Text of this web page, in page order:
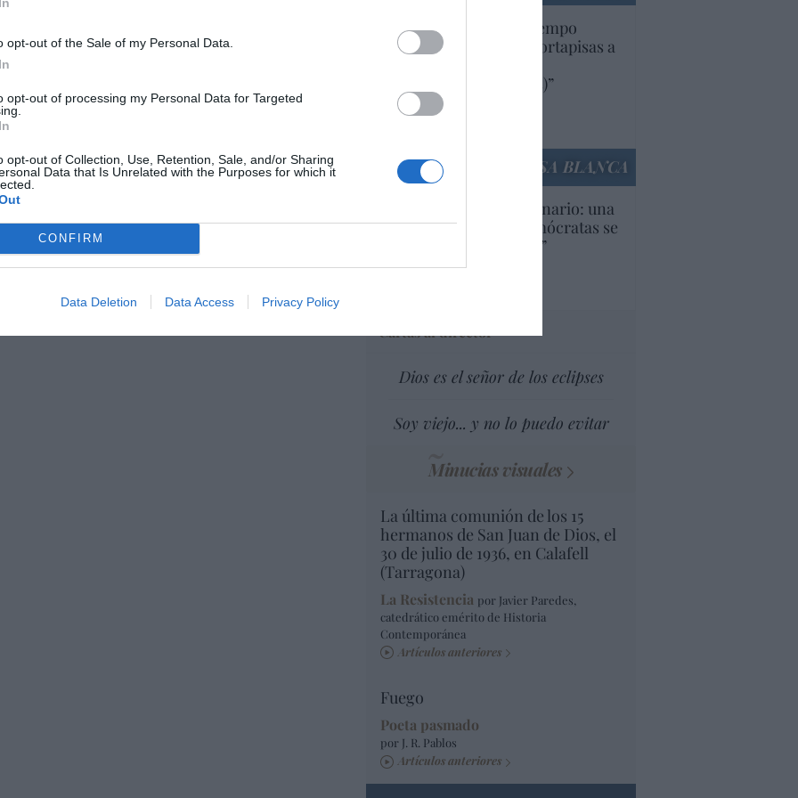
opt-out of the Sale of my Personal Data.
opt-out of processing my Personal Data for Targeted
opt-out of Collection, Use, Retention, Sale, and/or Sharing
Data that Is Unrelated with the Purposes for which it
CONFIRM
Data Deletion Data Access Privacy Policy
destrozan una imagen de la Virgen
08/26 11:46
“Europa lleva mucho tiempo
poniendo aranceles y cortapisas a
americanas (y europeas)”
por Ana Sánchez Arjona
LA CASA BLANCA
EEUU. Inquietante escenario: una
tercera parte de los demócratas se
define como “socialista”
por Ignacio Aguirre
Cartas al director
Dios es el señor de los eclipses
Soy viejo... y no lo puedo evitar
Minucias visuales
La última comunión de los 15
hermanos de San Juan de Dios, el
30 de julio de 1936, en Calafell
(Tarragona)
La Resistencia por Javier Paredes,
catedrático emérito de Historia
Contemporánea
Artículos anteriores
Fuego
Poeta pasmado
por J. R. Pablos
Artículos anteriores